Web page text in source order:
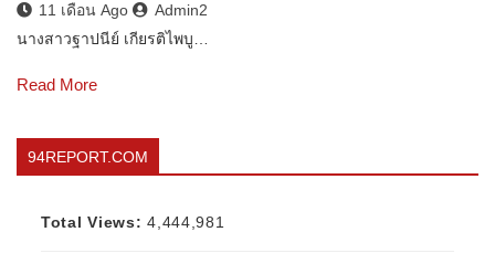
11 เดือน Ago
Admin2
นางสาวฐาปนีย์ เกียรติไพบู…
Read More
94REPORT.COM
Total Views:4,444,981